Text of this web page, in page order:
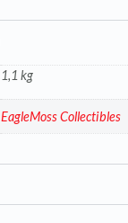
1,1 kg
EagleMoss Collectibles